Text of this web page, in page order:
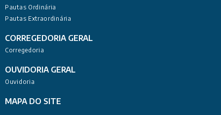
Pautas Ordinária
Pautas Extraordinária
CORREGEDORIA GERAL
Corregedoria
OUVIDORIA GERAL
Ouvidoria
MAPA DO SITE